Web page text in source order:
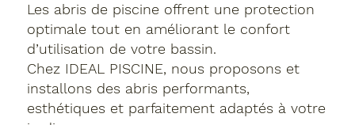
Les abris de piscine offrent une protection
optimale tout en améliorant le confort
d’utilisation de votre bassin.
Chez IDEAL PISCINE, nous proposons et
installons des abris performants,
esthétiques et parfaitement adaptés à votre